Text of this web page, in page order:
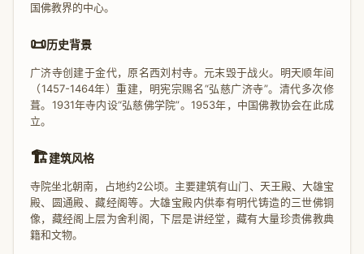
国佛教界的中心。
📜历史背景
广济寺创建于金代，原名西刘村寺。元末毁于战火。明天顺年间
（1457-1464年）重建，明宪宗赐名“弘慈广济寺”。清代多次修
葺。1931年寺内设“弘慈佛学院”。1953年，中国佛教协会在此成
立。
🏗️建筑风格
寺院坐北朝南，占地约2公顷。主要建筑有山门、天王殿、大雄宝
殿、圆通殿、藏经阁等。大雄宝殿内供奉有明代铸造的三世佛铜
像，藏经阁上层为舍利阁，下层是讲经堂，藏有大量珍贵佛教典
籍和文物。